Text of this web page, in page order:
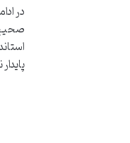
در